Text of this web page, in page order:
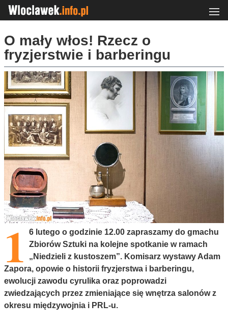
O mały włos! Rzecz o
fryzjerstwie i barberingu
1
6 lutego o godzinie 12.00 zapraszamy do gmachu
Zbiorów Sztuki na kolejne spotkanie w ramach
„Niedzieli z kustoszem”. Komisarz wystawy Adam
Zapora, opowie o historii fryzjerstwa i barberingu,
ewolucji zawodu cyrulika oraz poprowadzi
zwiedzających przez zmieniające się wnętrza salonów z
okresu międzywojnia i PRL-u.